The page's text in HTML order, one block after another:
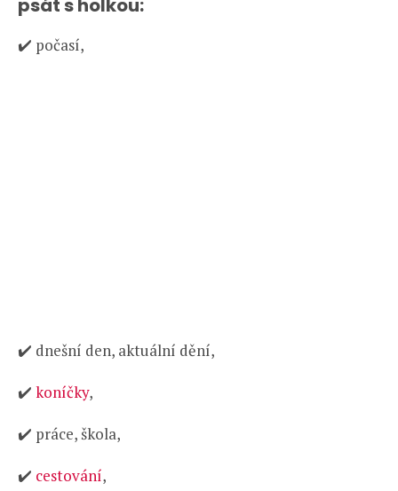
psát s holkou:
✔️ počasí,
✔️ dnešní den, aktuální dění,
✔️ koníčky,
✔️ práce, škola,
✔️ cestování,